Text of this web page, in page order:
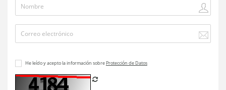
He leído y acepto la información sobre Protección de Datos